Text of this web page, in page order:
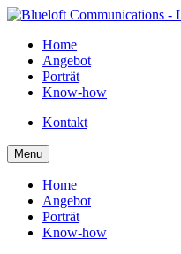
Home
Angebot
Porträt
Know-how
Kontakt
Menu
Home
Angebot
Porträt
Know-how